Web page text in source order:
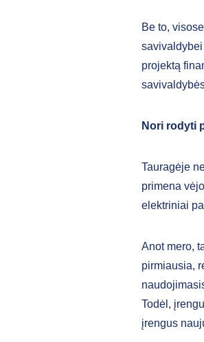
Be to,
projektą
Nori rodyti
Tauragėje
primena
elektriniai
Anot mero,
pirmiausia,
Todėl,
įrengus